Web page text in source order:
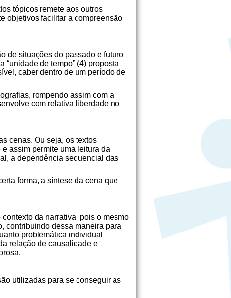
tópicos remete aos outros
objetivos facilitar a compreensão
de situações do passado e futuro
“unidade de tempo” (4) proposta
caber dentro de um período de
rompendo assim com a
com relativa liberdade no
cenas. Ou seja, os textos
assim permite uma leitura da
a dependência sequencial das
forma, a síntese da cena que
da narrativa, pois o mesmo
contribuindo dessa maneira para
problemática individual
relação de causalidade e
utilizadas para se conseguir as